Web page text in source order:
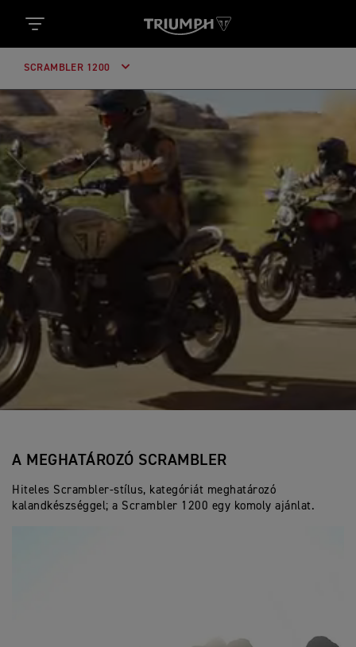
SCRAMBLER 1200
A MEGHATÁROZÓ SCRAMBLER
Hiteles Scrambler-stílus, kategóriát meghatározó
kalandkészséggel; a Scrambler 1200 egy komoly ajánlat.